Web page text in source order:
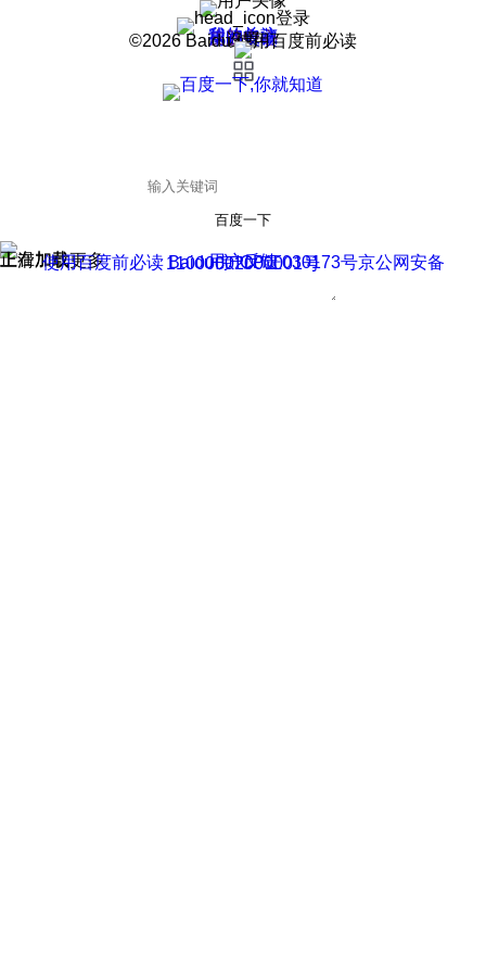
登录
我的关注
我的收藏
皮肤中心
用户反馈
设置
©2026 Baidu 使用百度前必读
百度一下
正在加载
上滑加载更多 用户反馈
使用百度前必读 Baidu 京ICP证030173号
京公网安备11000002000001号